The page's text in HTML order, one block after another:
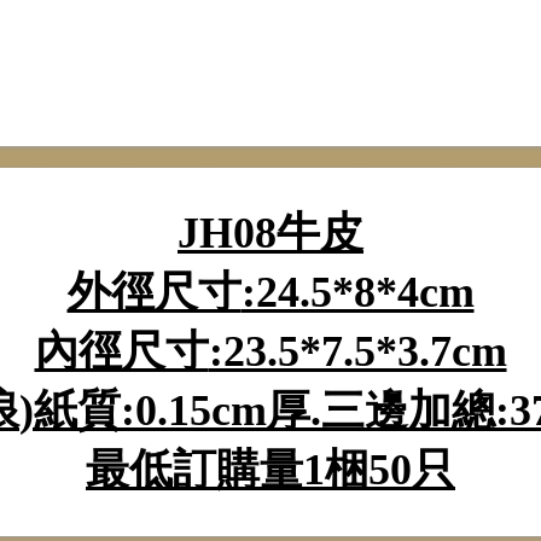
JH08牛皮
外徑尺寸:24.5*8*4cm
內徑尺寸:23.5*7.5*3.7cm
)紙質:0.15cm厚.三邊加總
最低訂購量1梱50只